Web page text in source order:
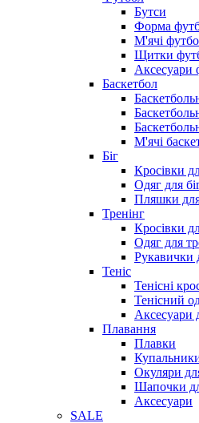
Бутси
Форма
М'ячі
Щитки
Аксесуари
Баскетбол
М'ячі
Біг
Кросівки
Одяг для
Пляшки
Тренінг
Кросівки
Одяг для
Рукавички
Теніс
Тенісні
Тенісний
Аксесуари
Плавання
Плавки
Окуляри
Шапочки
Аксесуари
SALE